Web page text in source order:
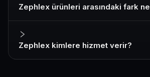
Zephlex ürünleri arasındaki fark
Zephlex kimlere hizmet verir?